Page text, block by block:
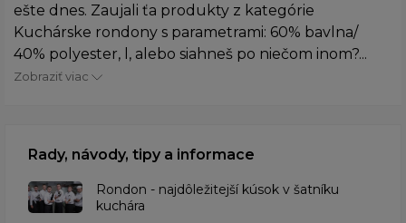
ešte dnes. Zaujali ťa produkty z kategórie
Kuchárske rondony s parametrami: 60% bavlna/
40% polyester, l, alebo siahneš po niečom inom?...
Zobraziť viac
Rady, návody, tipy a informace
Rondon - najdôležitejší kúsok v šatníku
kuchára